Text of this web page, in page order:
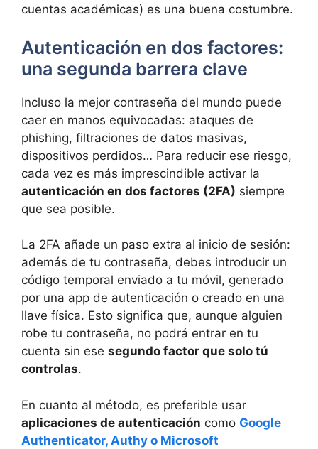
cuentas académicas) es una buena costumbre.
Autenticación en dos factores:
una segunda barrera clave
Incluso la mejor contraseña del mundo puede
caer en manos equivocadas: ataques de
phishing, filtraciones de datos masivas,
dispositivos perdidos… Para reducir ese riesgo,
cada vez es más imprescindible activar la
autenticación en dos factores (2FA) siempre
que sea posible.
La 2FA añade un paso extra al inicio de sesión:
además de tu contraseña, debes introducir un
código temporal enviado a tu móvil, generado
por una app de autenticación o creado en una
llave física. Esto significa que, aunque alguien
robe tu contraseña, no podrá entrar en tu
cuenta sin ese segundo factor que solo tú
controlas.
En cuanto al método, es preferible usar
aplicaciones de autenticación como Google
Authenticator, Authy o Microsoft